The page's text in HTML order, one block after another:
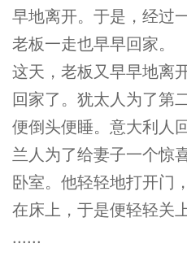
早地离开。于是，经过
老板一走也早早回家。
这天，老板又早早地离
回家了。犹太人为了第
便倒头便睡。意大利人
兰人为了给妻子一个惊
卧室。他轻轻地打开门
在床上，于是便轻轻关
......